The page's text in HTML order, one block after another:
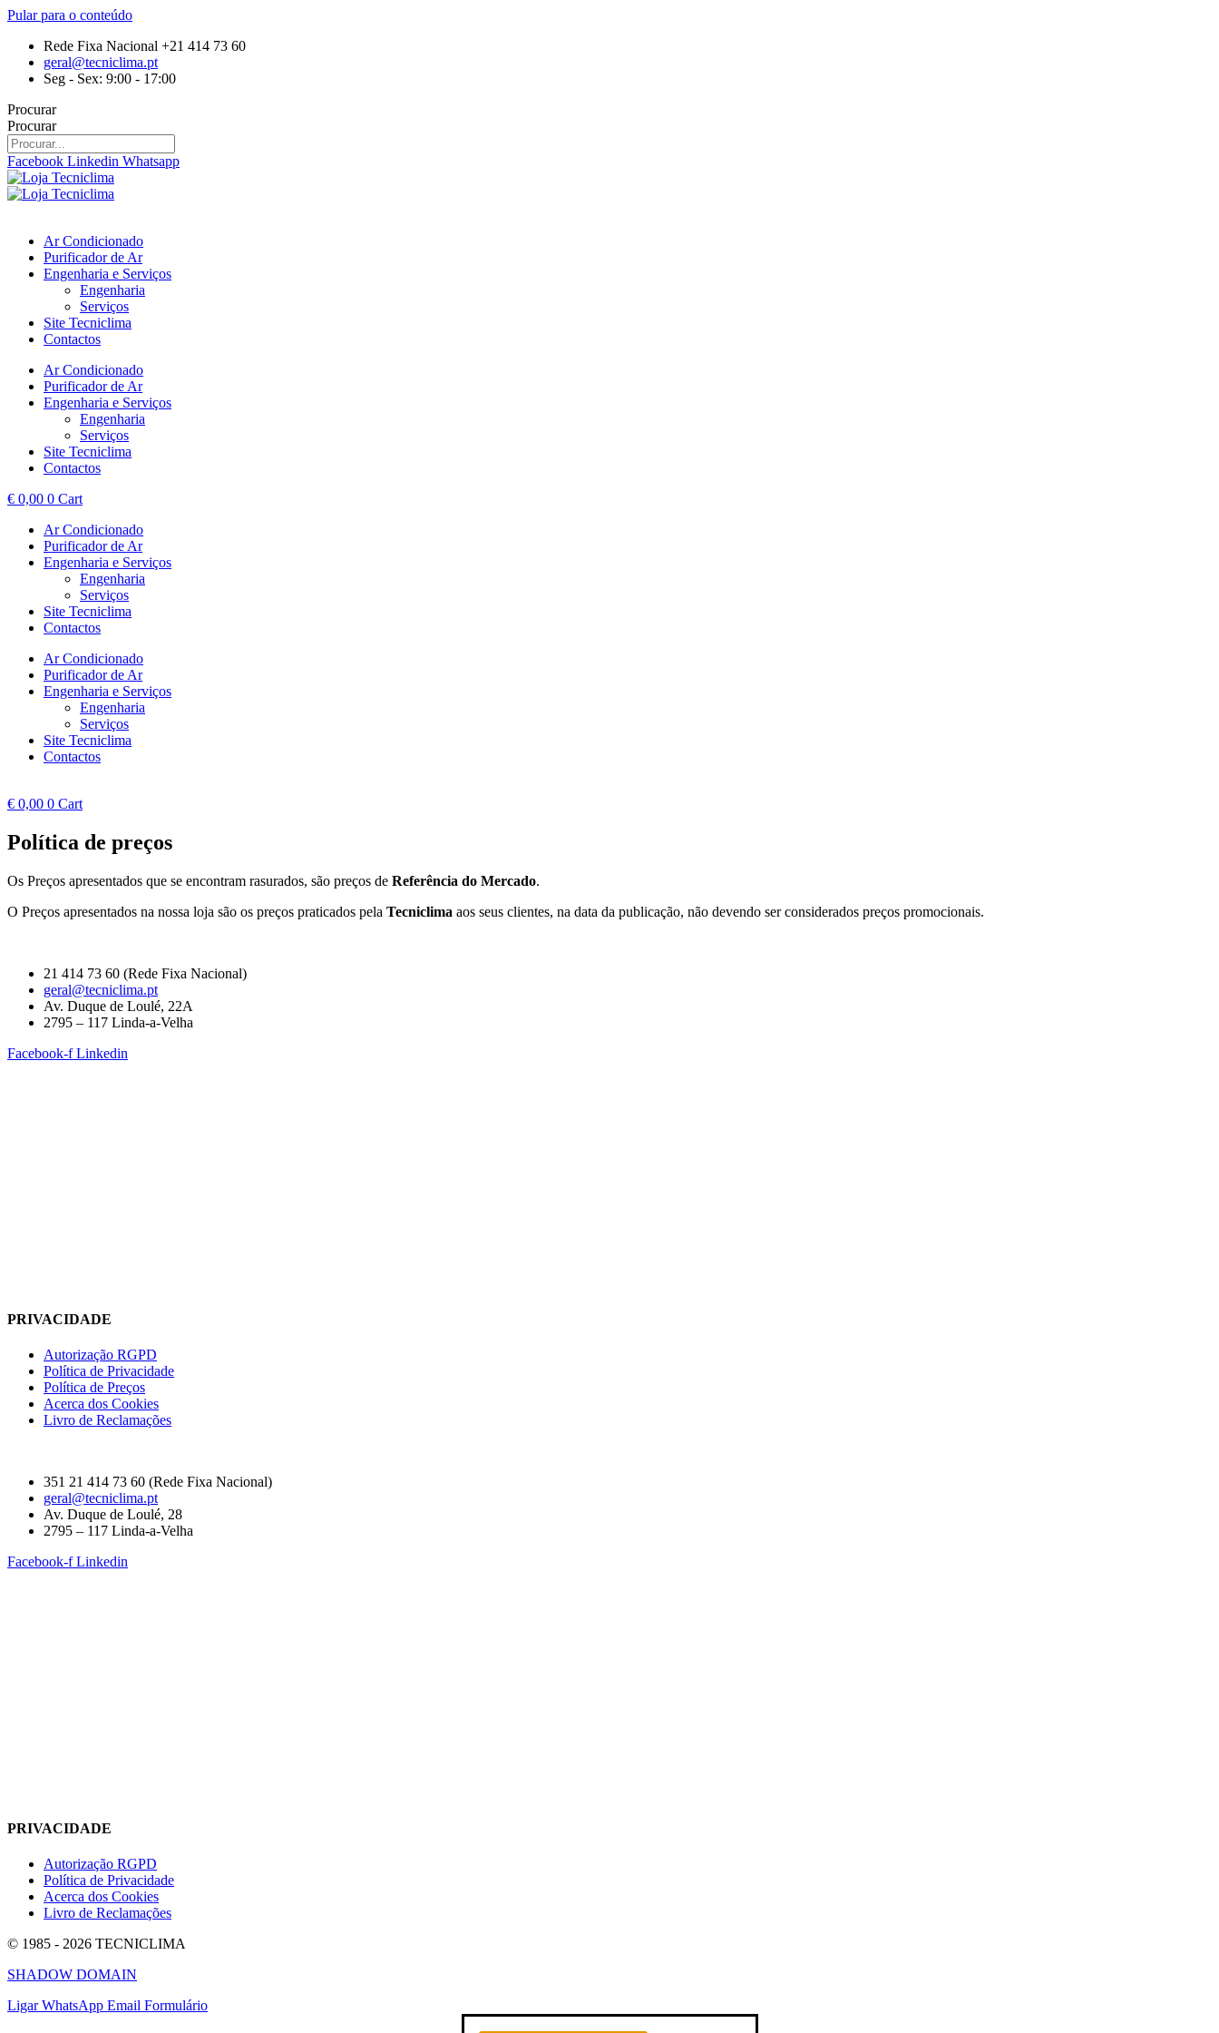
Pular para o conteúdo
Rede Fixa Nacional +21 414 73 60
geral@tecniclima.pt
Seg - Sex: 9:00 - 17:00
Procurar
Procurar
Facebook Linkedin Whatsapp
Ar Condicionado
Purificador de Ar
Engenharia e Serviços
Engenharia
Serviços
Site Tecniclima
Contactos
Ar Condicionado
Purificador de Ar
Engenharia e Serviços
Engenharia
Serviços
Site Tecniclima
Contactos
€ 0,00 0 Cart
Ar Condicionado
Purificador de Ar
Engenharia e Serviços
Engenharia
Serviços
Site Tecniclima
Contactos
Ar Condicionado
Purificador de Ar
Engenharia e Serviços
Engenharia
Serviços
Site Tecniclima
Contactos
€ 0,00 0 Cart
Política de preços
Os Preços apresentados que se encontram rasurados, são preços de Referência do Mercado.
O Preços apresentados na nossa loja são os preços praticados pela Tecniclima aos seus clientes, na data da publicação, não devendo ser considerados preços promocionais.
21 414 73 60 (Rede Fixa Nacional)
geral@tecniclima.pt
Av. Duque de Loulé, 22A
2795 – 117 Linda-a-Velha
Facebook-f Linkedin
PRIVACIDADE
Autorização RGPD
Política de Privacidade
Política de Preços
Acerca dos Cookies
Livro de Reclamações
351 21 414 73 60 (Rede Fixa Nacional)
geral@tecniclima.pt
Av. Duque de Loulé, 28
2795 – 117 Linda-a-Velha
Facebook-f Linkedin
PRIVACIDADE
Autorização RGPD
Política de Privacidade
Acerca dos Cookies
Livro de Reclamações
© 1985 - 2026 TECNICLIMA
SHADOW DOMAIN
Ligar WhatsApp Email Formulário